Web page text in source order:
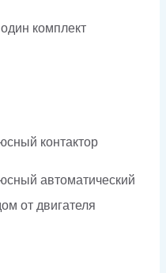
комплект
контактор
автоматический
от двигателя